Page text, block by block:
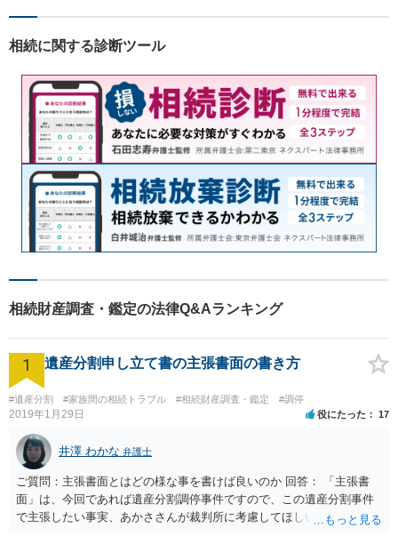
相続に関する診断ツール
相続財産調査・鑑定の法律Q&Aランキング
1 遺産分割申し立て書の主張書面の書き方
#遺産分割 #家族間の相続トラブル #相続財産調査・鑑定 #調停
2019年1月29日 役にたった 17
井澤 わかな 弁護士
ご質問：主張書面とはどの様な事を書けば良いのか 回答： 「主張書
面」は、今回であれば遺産分割調停事件ですので、この遺産分割事件
で主張したい事実、あかささんが裁判所に考慮してほしいと思う、亡